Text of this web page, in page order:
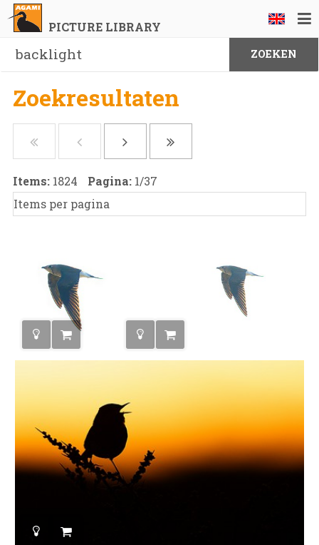
PICTURE LIBRARY
Zoekresultaten
Items: 1824 Pagina: 1/37